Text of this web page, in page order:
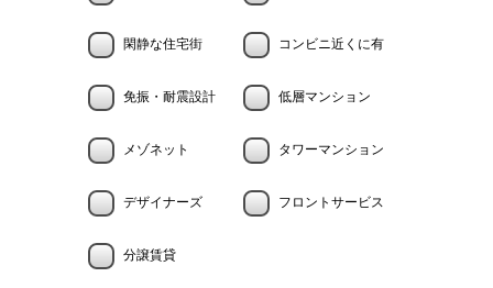
閑静な住宅街 コンビニ近くに有
免振・耐震設計 低層マンション
メゾネット タワーマンション
デザイナーズ フロントサービス
分譲賃貸